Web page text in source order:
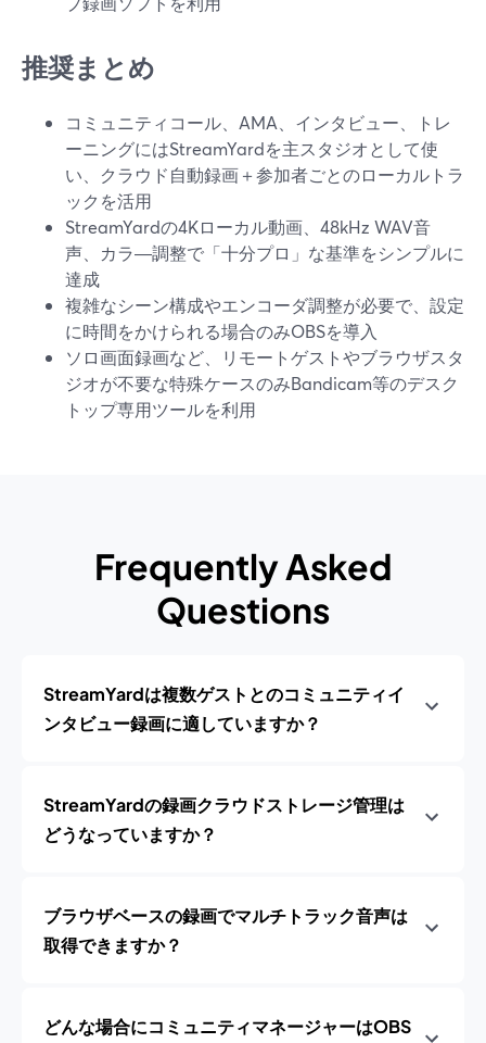
推奨まとめ
コミュニティコール、AMA、インタビュー、トレ
ーニングにはStreamYardを主スタジオとして使
い、クラウド自動録画＋参加者ごとのローカルトラ
ックを活用
StreamYardの4Kローカル動画、48kHz WAV音
声、カラ―調整で「十分プロ」な基準をシンプルに
達成
複雑なシーン構成やエンコーダ調整が必要で、設定
に時間をかけられる場合のみOBSを導入
ソロ画面録画など、リモートゲストやブラウザスタ
ジオが不要な特殊ケースのみBandicam等のデスク
トップ専用ツールを利用
Frequently Asked
Questions
StreamYardは複数ゲストとのコミュニティイ
ンタビュー録画に適していますか？
StreamYardの録画クラウドストレージ管理は
どうなっていますか？
ブラウザベースの録画でマルチトラック音声は
取得できますか？
どんな場合にコミュニティマネージャーはOBS